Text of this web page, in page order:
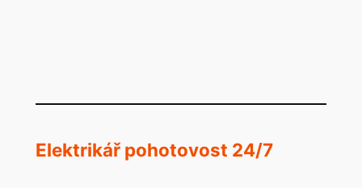
Elektrikář pohotovost 24/7